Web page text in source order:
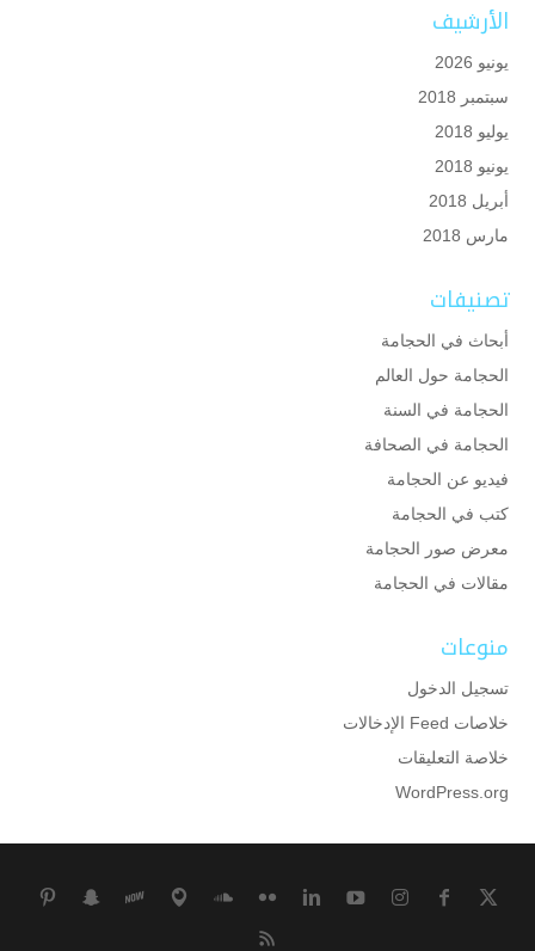
الأرشيف
يونيو 2026
سبتمبر 2018
يوليو 2018
يونيو 2018
أبريل 2018
مارس 2018
تصنيفات
أبحاث في الحجامة
الحجامة حول العالم
الحجامة في السنة
الحجامة في الصحافة
فيديو عن الحجامة
كتب في الحجامة
معرض صور الحجامة
مقالات في الحجامة
منوعات
تسجيل الدخول
خلاصات Feed الإدخالات
خلاصة التعليقات
WordPress.org